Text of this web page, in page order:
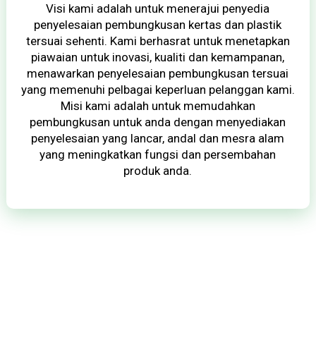
Visi kami adalah untuk menerajui penyedia
penyelesaian pembungkusan kertas dan plastik
tersuai sehenti. Kami berhasrat untuk menetapkan
piawaian untuk inovasi, kualiti dan kemampanan,
menawarkan penyelesaian pembungkusan tersuai
yang memenuhi pelbagai keperluan pelanggan kami.
Misi kami adalah untuk memudahkan
pembungkusan untuk anda dengan menyediakan
penyelesaian yang lancar, andal dan mesra alam
yang meningkatkan fungsi dan persembahan
produk anda.